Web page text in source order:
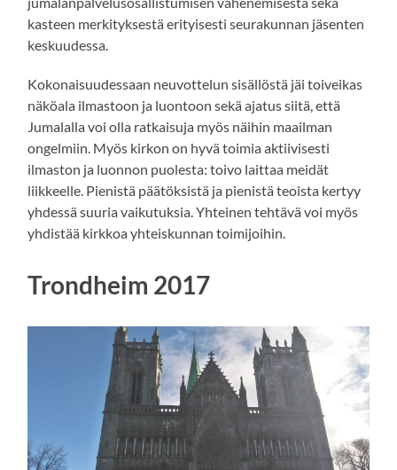
kasteen merkityksestä erityisesti seurakunnan jäsenten
keskuudessa.
Kokonaisuudessaan neuvottelun sisällöstä jäi toiveikas
näköala ilmastoon ja luontoon sekä ajatus siitä, että
Jumalalla voi olla ratkaisuja myös näihin maailman
ongelmiin. Myös kirkon on hyvä toimia aktiivisesti
ilmaston ja luonnon puolesta: toivo laittaa meidät
liikkeelle. Pienistä päätöksistä ja pienistä teoista kertyy
yhdessä suuria vaikutuksia. Yhteinen tehtävä voi myös
yhdistää kirkkoa yhteiskunnan toimijoihin.
Trondheim 2017